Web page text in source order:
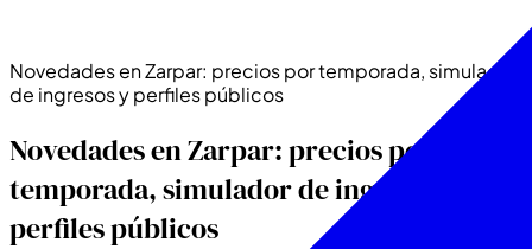
Novedades en Zarpar: precios por temporada, simulador
de ingresos y perfiles públicos
Novedades en Zarpar: precios por
temporada, simulador de ingresos y
perfiles públicos